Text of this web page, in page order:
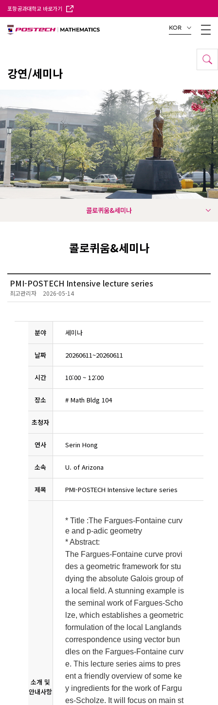
포항공과대학교 바로가기
KOR
강연/세미나
콜로퀴움&세미나
콜로퀴움&세미나
PMI-POSTECH Intensive lecture series
최고관리자 2026-05-14
분야 세미나
날짜 20260611~20260611
시간 10:00 ~ 12:00
장소 # Math Bldg 104
초청자
연사 Serin Hong
소속 U. of Arizona
제목 PMI-POSTECH Intensive lecture series
소개 및
안내사항
* Title :The Fargues-Fontaine curv
e and p-adic geometry
* Abstract:
The Fargues-Fontaine curve provi
des a geometric framework for stu
dying the absolute Galois group of
a local field. A stunning example is
the seminal work of Fargues-Scho
lze, which establishes a geometric
formulation of the local Langlands
correspondence using vector bun
dles on the Fargues-Fontaine curv
e. This lecture series aims to pres
ent a friendly overview of some ke
y ingredients for the work of Fargu
es-Scholze. It will focus on main st